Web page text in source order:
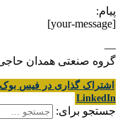
پیام:
گروه صنعتی همدان حاجی (https://www.hamedanhaji.ir)
اشتراک گذاری در فیس بوک
LinkedIn
جستجو برای: